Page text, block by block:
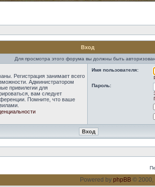
Вход
Для просмотра этого форума вы должны быть
Регистрация занимает всего
Администратором
привилегии для
вам следует
Помните, что ваше
Имя пользователя:
Пароль:
Powered by phpBB © 2000,